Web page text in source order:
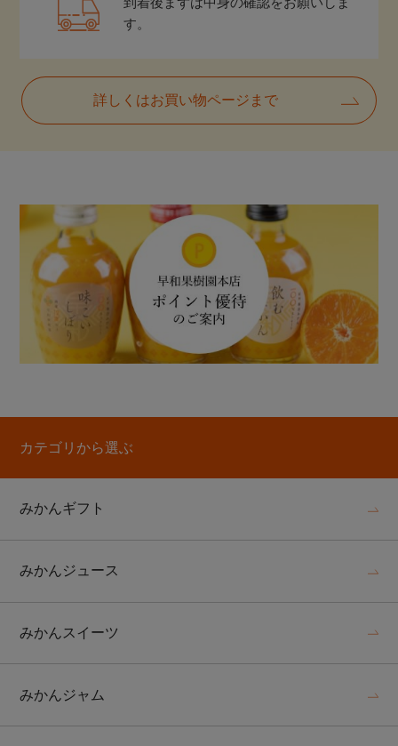
す。
詳しくはお買い物ページまで
カテゴリから選ぶ
みかんギフト
みかんジュース
みかんスイーツ
みかんジャム